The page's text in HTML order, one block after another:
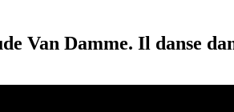
Van Damme. Il danse